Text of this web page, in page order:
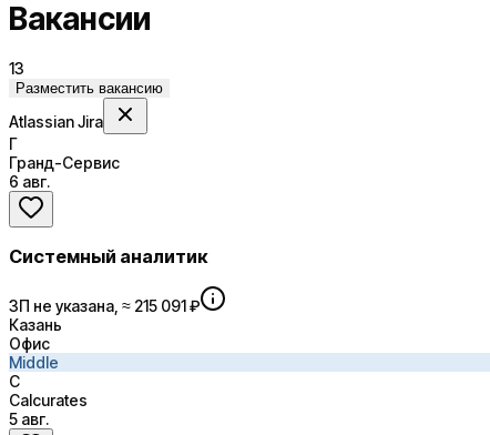
Вакансии
13
Разместить вакансию
Atlassian Jira
Г
Гранд-Сервис
6 авг.
Системный аналитик
ЗП не указана, ≈ 215 091 ₽
Казань
Офис
Middle
C
Calcurates
5 авг.